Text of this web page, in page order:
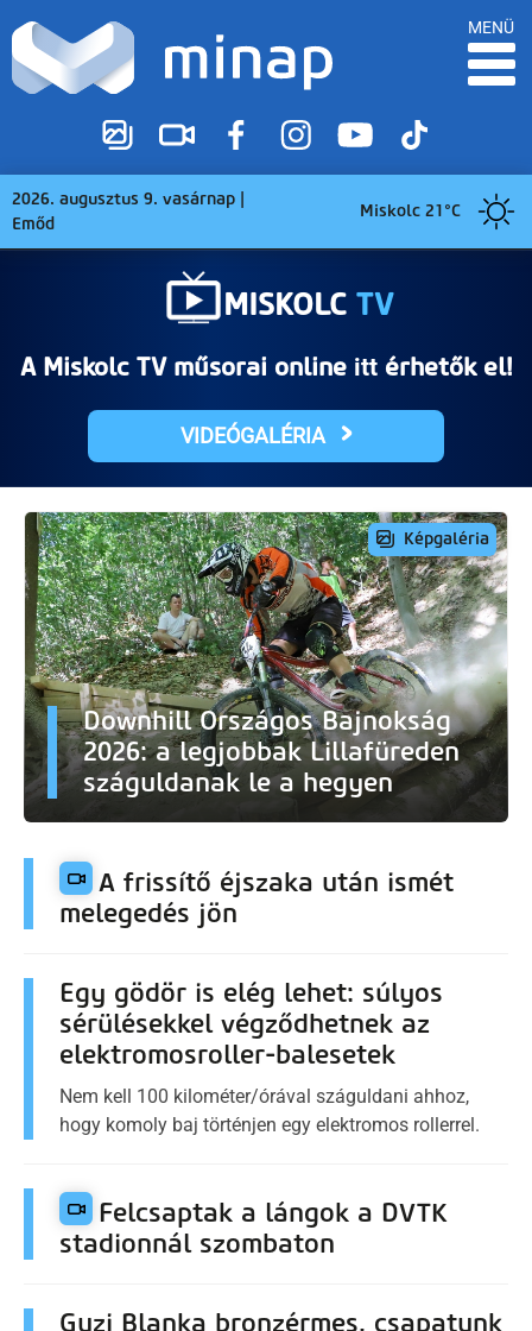
MENÜ
2026. augusztus 9. vasárnap |
Emőd
Miskolc 21°C
MISKOLC TV
A Miskolc TV műsorai online ittérhetők el!
VIDEÓGALÉRIA
Downhill Országos Bajnokság
2026: a legjobbak Lillafüreden
száguldanak le a hegyen
A frissítő éjszaka után ismét
melegedés jön
Egy gödör is elég lehet: súlyos
sérülésekkel végződhetnek az
elektromosroller-balesetek
Nem kell 100 kilométer/órával száguldani ahhoz,
hogy komoly baj történjen egy elektromos rollerrel.
Felcsaptak a lángok a DVTK
stadionnál szombaton
Guzi Blanka bronzérmes, csapatunk